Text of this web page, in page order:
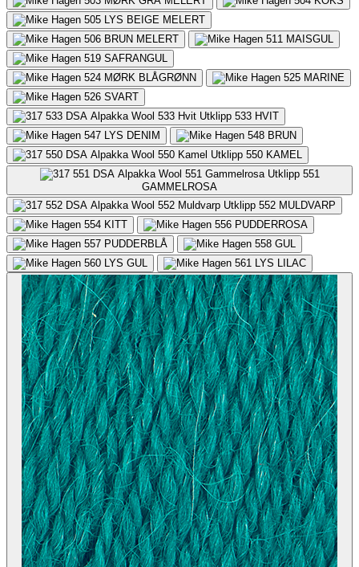
505 LYS BEIGE MELERT
506 BRUN MELERT 511 MAISGUL
519 SAFRANGUL
524 MØRK BLÅGRØNN 525 MARINE
526 SVART
533 HVIT
547 LYS DENIM 548 BRUN
550 KAMEL
551
GAMMELROSA
552 MULDVARP
554 KITT 556 PUDDERROSA
557 PUDDERBLÅ 558 GUL
560 LYS GUL 561 LYS LILAC